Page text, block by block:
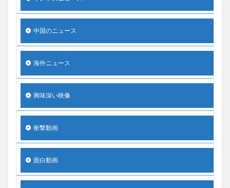
中国のニュース
海外ニュース
興味深い映像
衝撃動画
面白動画